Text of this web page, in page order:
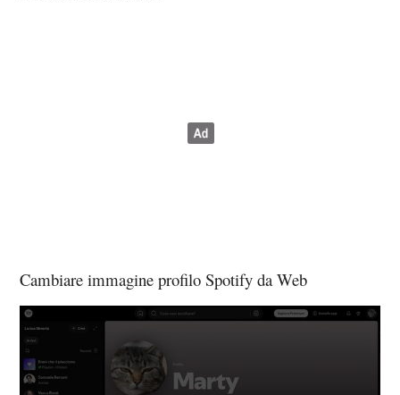
Cambiare immagine profilo Spotify da Web